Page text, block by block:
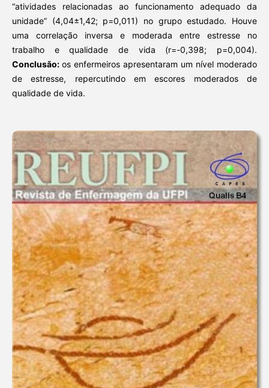
“atividades relacionadas ao funcionamento adequado da
unidade” (4,04±1,42; p=0,011) no grupo estudado. Houve
uma correlação inversa e moderada entre estresse no
trabalho e qualidade de vida (r=-0,398; p=0,004).
Conclusão: os enfermeiros apresentaram um nível moderado
de estresse, repercutindo em escores moderados de
qualidade de vida.